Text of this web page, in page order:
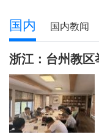
国内 国内教闻
浙江：台州教区